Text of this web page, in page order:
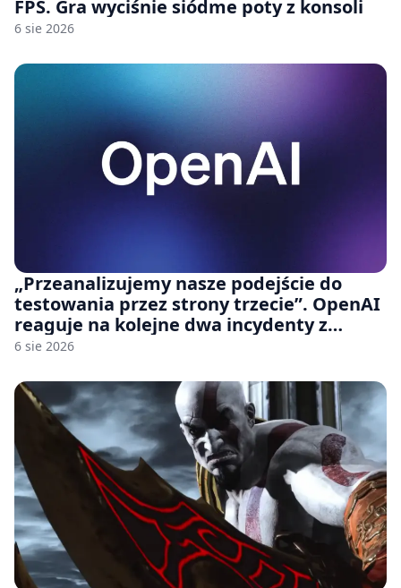
FPS. Gra wyciśnie siódme poty z konsoli
6 sie 2026
„Przeanalizujemy nasze podejście do
testowania przez strony trzecie”. OpenAI
reaguje na kolejne dwa incydenty z
udziałem autorskich modeli
6 sie 2026